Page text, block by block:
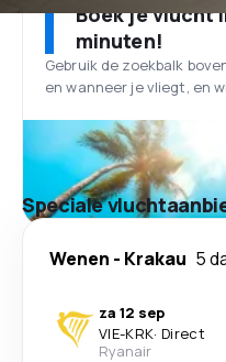
Boek je vlucht
minuten!
Gebruik de zoekbalk
en wanneer je vliegt, en
Speciale
Wenen - Krakau 5
za 12 sep
VIE-KRK· Direct
Ryanair